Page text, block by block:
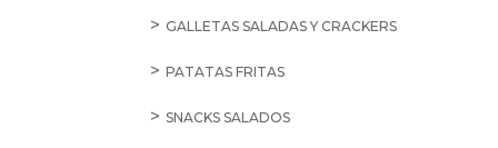
GALLETAS SALADAS Y CRACKERS
PATATAS FRITAS
SNACKS SALADOS